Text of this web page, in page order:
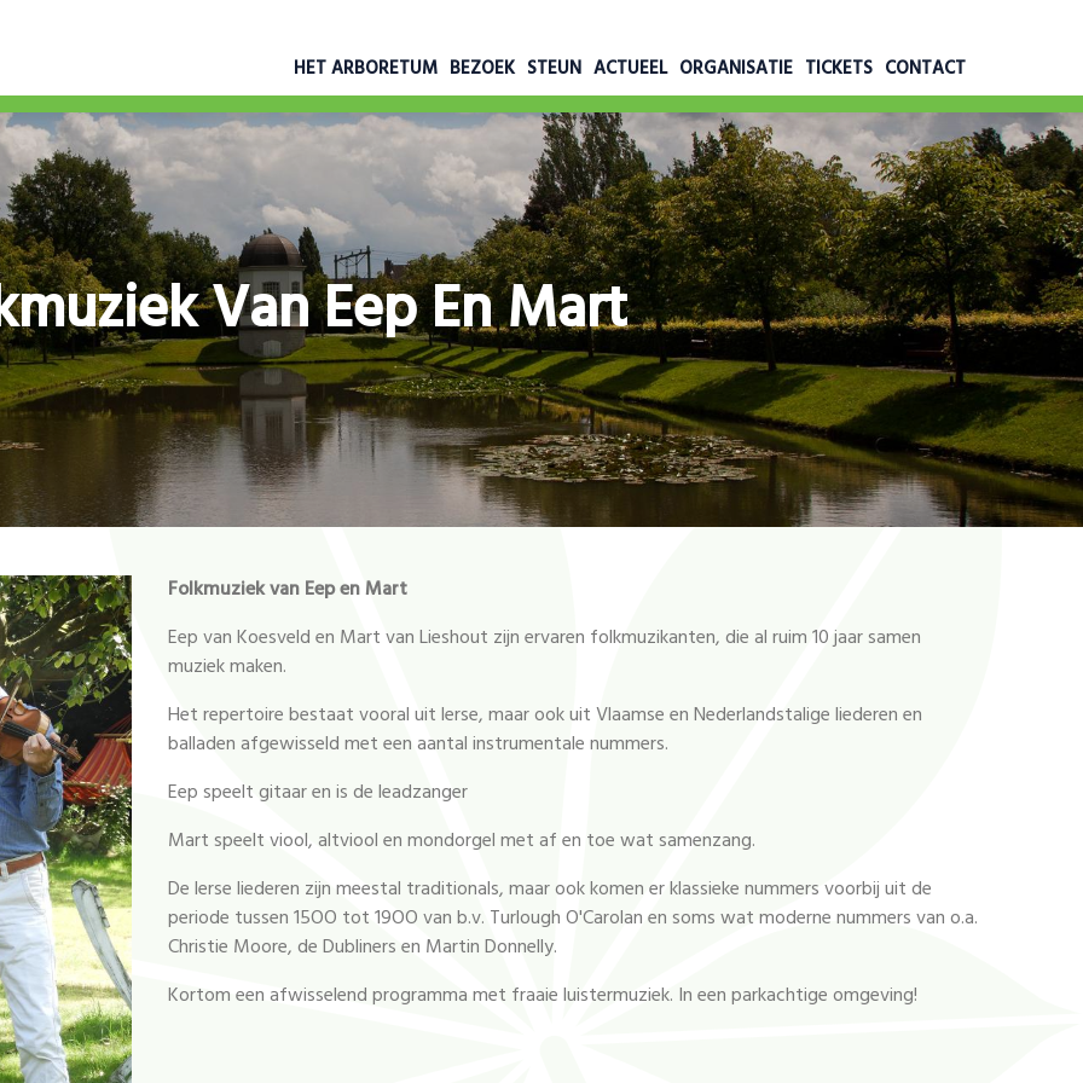
HET ARBORETUM BEZOEK STEUN ACTUEEL ORGANISATIE TICKETS CONTACT
Van Eep En Mart
Folkmuziek van Eep en Mart
Eep van Koesveld en Mart van Lieshout zijn ervaren folkmuzikanten, die al ruim 10 jaar samen
muziek maken.
Het repertoire bestaat vooral uit lerse, maar ook uit Vlaamse en Nederlandstalige liederen en
balladen afgewisseld met een aantal instrumentale nummers.
Eep speelt gitaar en is de leadzanger
Mart speelt viool, altviool en mondorgel met af en toe wat samenzang.
De lerse liederen zijn meestal traditionals, maar ook komen er klassieke nummers voorbij uit de
periode tussen 15OO tot 19OO van b.v. Turlough O'Carolan en soms wat moderne nummers van o.a.
Christie Moore, de Dubliners en Martin Donnelly.
Kortom een afwisselend programma met fraaie luistermuziek. In een parkachtige omgeving!